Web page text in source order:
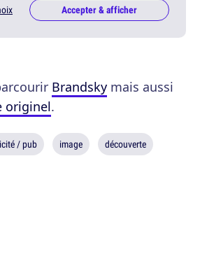
Accepter & afficher
Brandsky mais aussi
originel.
/ pub image découverte